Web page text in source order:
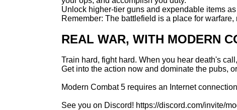
Unlock higher-tier guns and expendable items
Remember: The battlefield is a place for warfare,
REAL WAR, WITH MODERN
Train hard, fight hard. When you hear death's
Get into the action now and dominate the pubs,
Modern Combat 5 requires an Internet
See you on Discord! https://discord.com/invite/